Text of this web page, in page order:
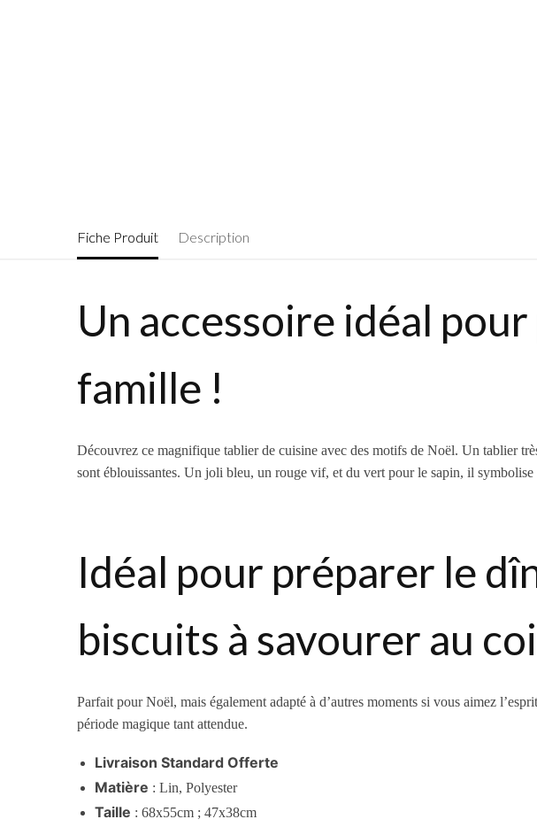
Fiche Produit Description
Un accessoire idéal
famille !
Découvrez ce magnifique tablier de cuisine avec des motifs de Noël. Un tablier
sont éblouissantes. Un joli bleu, un rouge vif, et du vert pour le sapin, il
Idéal pour préparer le
biscuits à savourer au
Parfait pour Noël, mais également adapté à d’autres moments si vous aimez
période magique tant attendue.
Livraison Standard Offerte
Matière : Lin, Polyester
Taille : 68x55cm ; 47x38cm